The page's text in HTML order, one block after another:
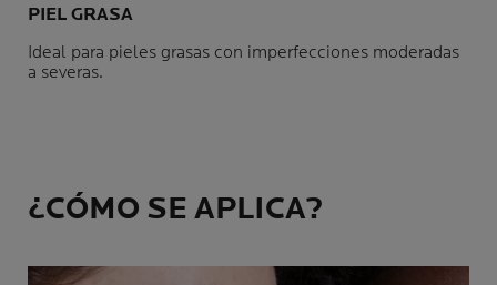
PIEL GRASA
Ideal para pieles grasas con imperfecciones moderadas
a severas.
¿CÓMO SE APLICA?